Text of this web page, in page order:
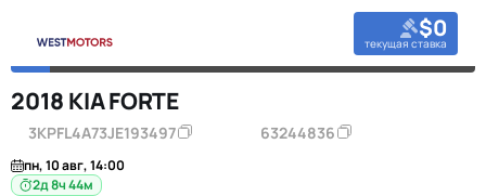
$0
текущая ставка
2018 KIA FORTE
3KPFL4A73JE193497 63244836
пн, 10 авг, 14:00
2д 8ч 44м